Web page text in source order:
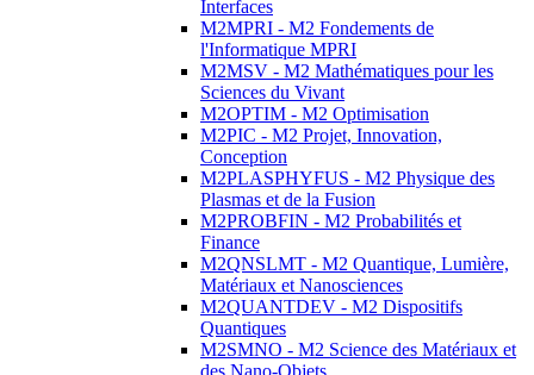
Interfaces
M2MPRI - M2 Fondements de
l'Informatique MPRI
M2MSV - M2 Mathématiques pour les
Sciences du Vivant
M2OPTIM - M2 Optimisation
M2PIC - M2 Projet, Innovation,
Conception
M2PLASPHYFUS - M2 Physique des
Plasmas et de la Fusion
M2PROBFIN - M2 Probabilités et
Finance
M2QNSLMT - M2 Quantique, Lumière,
Matériaux et Nanosciences
M2QUANTDEV - M2 Dispositifs
Quantiques
M2SMNO - M2 Science des Matériaux et
des Nano-Objets